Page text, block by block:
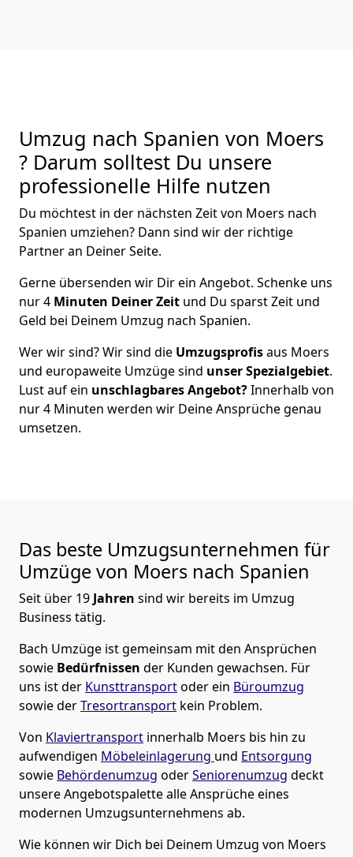
Umzug nach Spanien von Moers
? Darum solltest Du unsere
professionelle Hilfe nutzen
Du möchtest in der nächsten Zeit von Moers nach
Spanien umziehen? Dann sind wir der richtige
Partner an Deiner Seite.
Gerne übersenden wir Dir ein Angebot. Schenke uns
nur4 Minuten Deiner Zeit und Du sparst Zeit und
Geld bei Deinem Umzug nach Spanien.
Wer wir sind? Wir sind die Umzugsprofisaus Moers
und europaweite Umzüge sind unser Spezialgebiet.
Lust auf ein unschlagbares Angebot?Innerhalb von
nur4 Minuten werden wir Deine Ansprüche genau
umsetzen.
Das beste Umzugsunternehmen für
Umzüge von Moers nach Spanien
Seit über 19 Jahren sind wir bereits im Umzug
Business tätig.
Bach Umzüge ist gemeinsam mit den Ansprüchen
sowie Bedürfnissen der Kunden gewachsen. Für
uns ist der Kunsttransportoder ein Büroumzug
sowie derTresortransport kein Problem.
Von Klaviertransport innerhalb Moers bis hin zu
aufwendigen Möbeleinlagerung und Entsorgung
sowie Behördenumzug oderSeniorenumzug deckt
unsere Angebotspalette alle Ansprüche eines
modernen Umzugsunternehmens ab.
Wie können wir Dich bei Deinem Umzug von Moers